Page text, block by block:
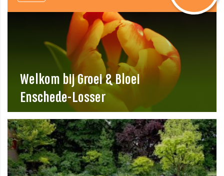
Welkom bij Groei & Bloei
Enschede-Losser